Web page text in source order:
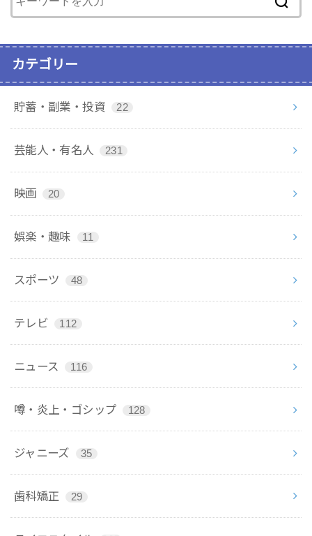
カテゴリー
貯蓄・副業・投資 22
芸能人・有名人 231
映画 20
娯楽・趣味 11
スポーツ 48
テレビ 112
ニュース 116
噂・炎上・ゴシップ 128
ジャニーズ 35
歯科矯正 29